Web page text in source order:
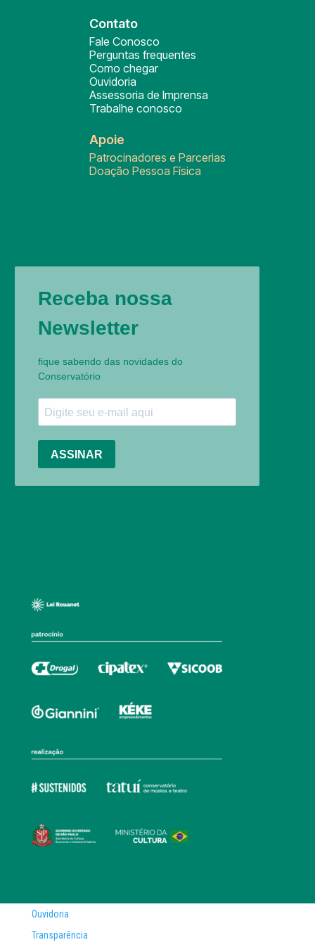
Contato
Fale Conosco
Perguntas frequentes
Como chegar
Ouvidoria
Assessoria de Imprensa
Trabalhe conosco
Apoie
Patrocinadores e Parcerias
Doação Pessoa Física
Ouvidoria
Transparência